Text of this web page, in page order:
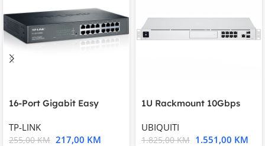
16-Port Gigabit Easy
TP-LINK
255,00KM 217,00 KM
1U Rackmount 10Gbps
UBIQUITI
1.825,00KM 1.551,00 KM